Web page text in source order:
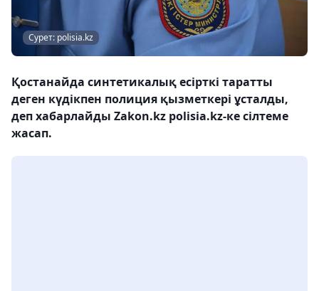
Сурет: polisia.kz
Қостанайда синтетикалық есірткі таратты
деген күдікпен полиция қызметкері ұсталды,
деп хабарлайды Zakon.kz polisia.kz-ке сілтеме
жасап.